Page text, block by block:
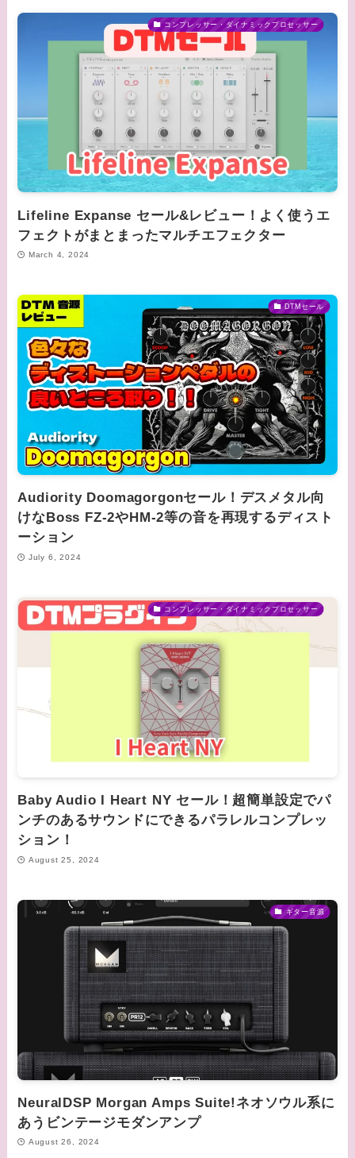
コンプレッサー・ダイナミックプロセッサー
Lifeline Expanse セール&レビュー！よく使うエ
フェクトがまとまったマルチエフェクター
March 4, 2024
DTMセール
Audiority Doomagorgonセール！デスメタル向
けなBoss FZ-2やHM-2等の音を再現するディスト
ーション
July 6, 2024
コンプレッサー・ダイナミックプロセッサー
Baby Audio I Heart NY セール！超簡単設定でパ
ンチのあるサウンドにできるパラレルコンプレッ
ション！
August 25, 2024
ギター音源
NeuralDSP Morgan Amps Suite!ネオソウル系に
あうビンテージモダンアンプ
August 26, 2024